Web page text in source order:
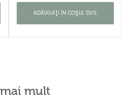
ADĂUGAŢI ÎN COŞUL DVS.
mult